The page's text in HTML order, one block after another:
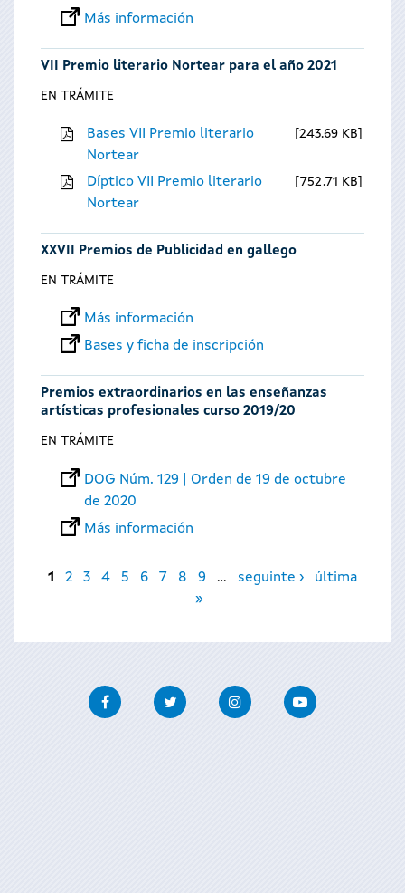
Más información
VII Premio literario Nortear para el año 2021
EN TRÁMITE
Bases VII Premio literario
Nortear
243.69 KB
Díptico VII Premio literario
Nortear
752.71 KB
XXVII Premios de Publicidad en gallego
EN TRÁMITE
Más información
Bases y ficha de inscripción
Premios extraordinarios en las enseñanzas
artísticas profesionales curso 2019/20
EN TRÁMITE
DOG Núm. 129 | Orden de 19 de octubre
de 2020
Más información
Páginas
1 2 3 4 5 6 7 8 9 … seguinte ›
última
»
FacebookTwitter InstagramYoutube